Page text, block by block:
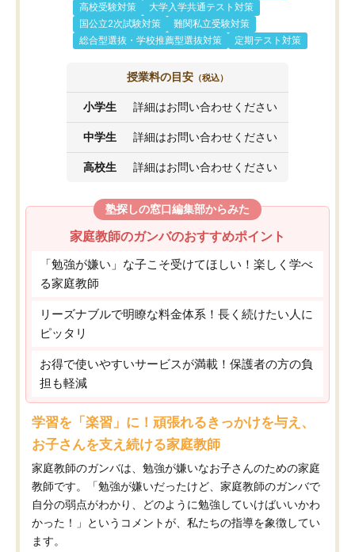
高校受験対策
大学入学共通テスト対策
国公立2次試験対策
難関私立受験対策
総合型選抜・学校推薦型選抜対策
定期テスト対策
授業料の目安 （税込）
小学生 詳細はお問い合わせください
中学生 詳細はお問い合わせください
高校生 詳細はお問い合わせください
塾探しの窓口編集部からみた
家庭教師のガンバのおすすめポイント
「勉強が嫌い」な子こそ受けてほしい！楽しく学べ
る家庭教師
リーズナブルで明瞭な料金体系！長く続けたい人に
ピッタリ
お得で使いやすいサービスが満載！保護者の方の負
担も軽減
学習を「楽習」に！頑張れるきっかけを与え、
お子さんを支え続ける家庭教師
家庭教師のガンバは、勉強が嫌いなお子さんのための家庭
教師です。「勉強が嫌いだったけど、家庭教師のガンバで
自分の弱点がわかり、どのように勉強していけばいいかわ
かった！」というコメントが、私たちの指導を象徴してい
ます。